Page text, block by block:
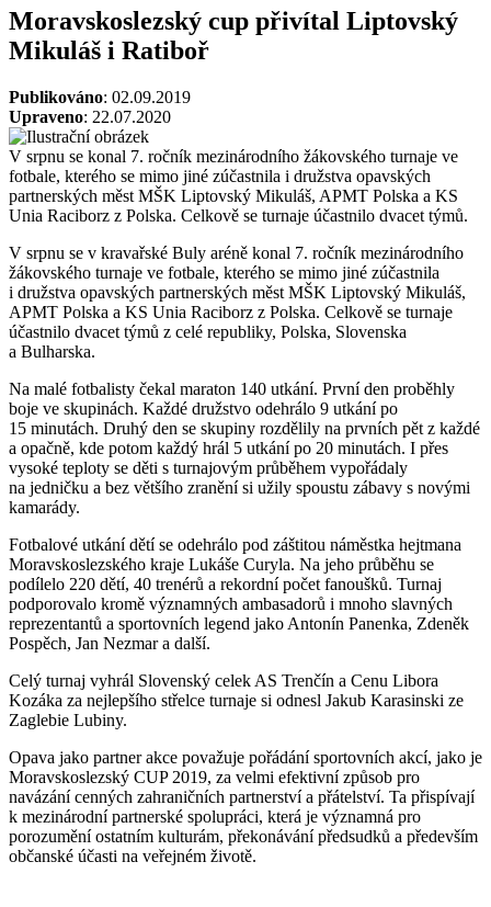
Moravskoslezský cup přivítal Liptovský
Mikuláš i Ratiboř
Publikováno: 02.09.2019
Upraveno: 22.07.2020
V srpnu se konal 7. ročník mezinárodního žákovského turnaje ve
fotbale, kterého se mimo jiné zúčastnila i družstva opavských
partnerských měst MŠK Liptovský Mikuláš, APMT Polska a KS
Unia Raciborz z Polska. Celkově se turnaje účastnilo dvacet týmů.
V srpnu se v kravařské Buly aréně konal 7. ročník mezinárodního
žákovského turnaje ve fotbale, kterého se mimo jiné zúčastnila
i družstva opavských partnerských měst MŠK Liptovský Mikuláš,
APMT Polska a KS Unia Raciborz z Polska. Celkově se turnaje
účastnilo dvacet týmů z celé republiky, Polska, Slovenska
a Bulharska.
Na malé fotbalisty čekal maraton 140 utkání. První den proběhly
boje ve skupinách. Každé družstvo odehrálo 9 utkání po
15 minutách. Druhý den se skupiny rozdělily na prvních pět z každé
a opačně, kde potom každý hrál 5 utkání po 20 minutách. I přes
vysoké teploty se děti s turnajovým průběhem vypořádaly
na jedničku a bez většího zranění si užily spoustu zábavy s novými
kamarády.
Fotbalové utkání dětí se odehrálo pod záštitou náměstka hejtmana
Moravskoslezského kraje Lukáše Curyla. Na jeho průběhu se
podílelo 220 dětí, 40 trenérů a rekordní počet fanoušků. Turnaj
podporovalo kromě významných ambasadorů i mnoho slavných
reprezentantů a sportovních legend jako Antonín Panenka, Zdeněk
Pospěch, Jan Nezmar a další.
Celý turnaj vyhrál Slovenský celek AS Trenčín a Cenu Libora
Kozáka za nejlepšího střelce turnaje si odnesl Jakub Karasinski ze
Zaglebie Lubiny.
Opava jako partner akce považuje pořádání sportovních akcí, jako je
Moravskoslezský CUP 2019, za velmi efektivní způsob pro
navázání cenných zahraničních partnerství a přátelství. Ta přispívají
k mezinárodní partnerské spolupráci, která je významná pro
porozumění ostatním kulturám, překonávání předsudků a především
občanské účasti na veřejném životě.